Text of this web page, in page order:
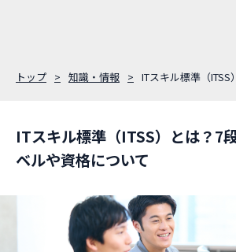
トップ 知識・情報 ITスキル標準（
ITスキル標準（ITSS）とは？7
ベルや資格について